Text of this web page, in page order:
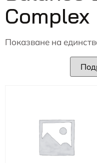
Complex
Показване на